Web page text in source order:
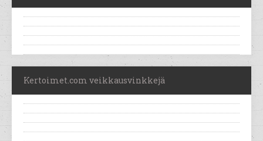
Kertoimet.com veikkausvinkkejä